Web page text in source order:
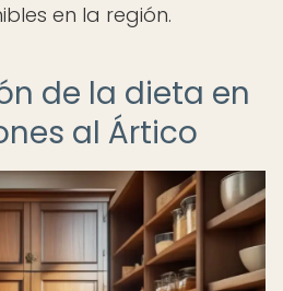
en la región.
de la dieta en
al Ártico